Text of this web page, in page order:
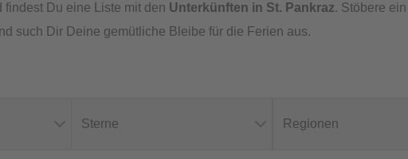
Du eine Liste mit den Unterkünften in St. Pankraz. Stöbere ein
such Dir Deine gemütliche Bleibe für die Ferien aus.
Sterne Regionen